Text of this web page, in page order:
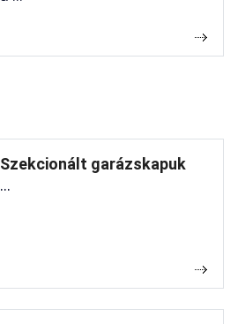
Szekcionált garázskapuk
...